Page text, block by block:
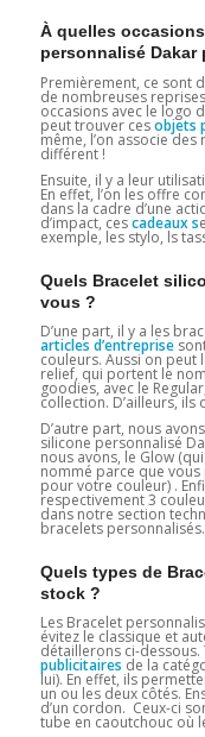
À quelles
personnalisé
Premièrement, ce sont
de nombreuses
occasions avec le logo
peut trouver cesobjets
même, l’on associe
différent !
Ensuite, il y a leur
En effet, l’on les offre
dans la cadre d’une
d’impact, cescadeaux s
exemple, les stylo, ls
Quels Bracelet
vous ?
D’une part, il y a les
articles d’entreprise
couleurs. Aussi on peut
relief, qui portent le
goodies, avec le
collection. D’ailleurs,
D’autre part, nous
silicone personnalisé
nous avons, le Glow
nommé parce que
pour votre couleur) .
respectivement 3
dans notre section
bracelets personnalisés.
Quels types de
stock ?
Les Bracelet
évitez le classique et
détaillerons ci-dessous.
publicitaires de la
lui). En effet, ils
un ou les deux côtés.
d’un cordon. Ceux-ci
tube en caoutchouc où